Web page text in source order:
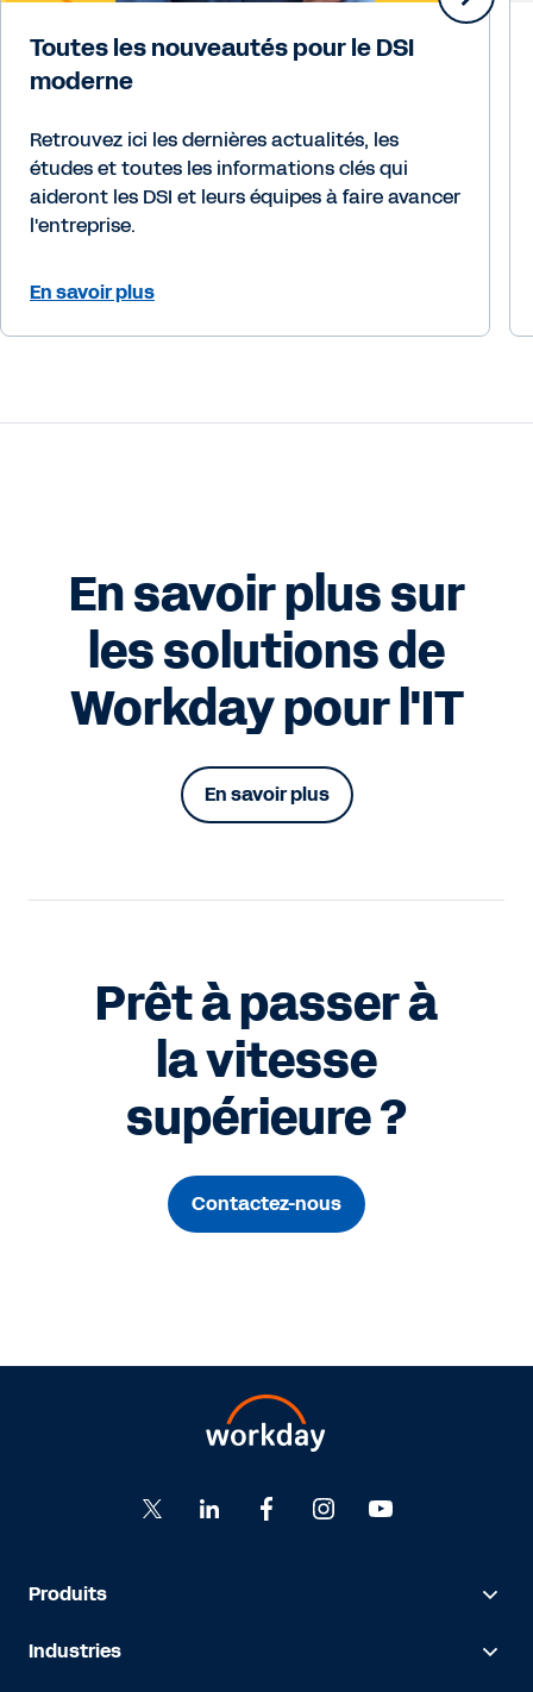
Toutes les nouveautés pour le DSI
moderne
Retrouvez ici les dernières actualités, les
études et toutes les informations clés qui
aideront les DSI et leurs équipes à faire avancer
l'entreprise.
En savoir plus
En savoir plus sur
les solutions de
Workday pour l'IT
En savoir plus
Prêt à passer à
la vitesse
supérieure ?
Contactez-nous
Produits
Industries